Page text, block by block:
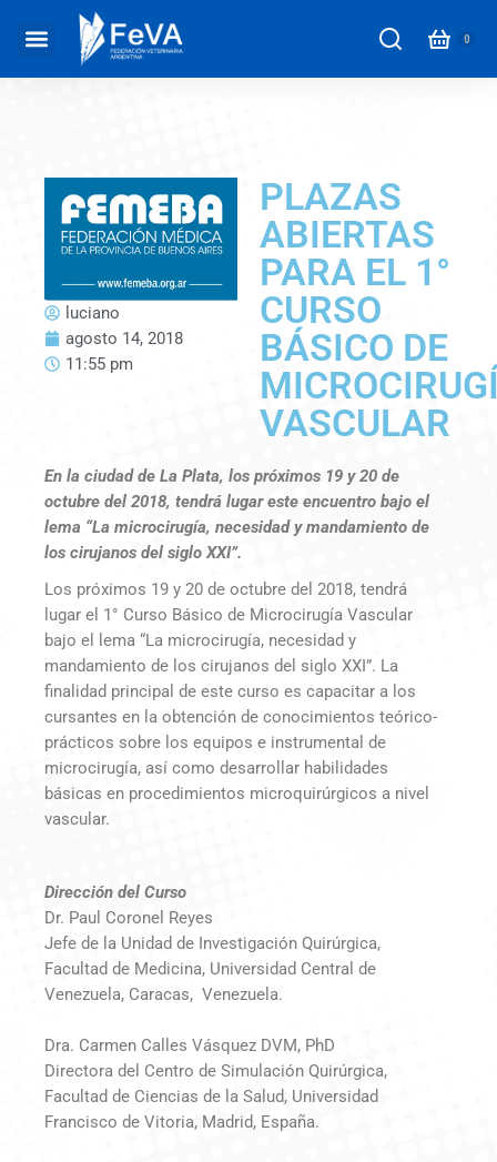
luciano
agosto 14, 2018
11:55 pm
PLAZAS
ABIERTAS
PARA EL 1°
CURSO
BÁSICO DE
VASCULAR
En la ciudad de La Plata, los próximos 19 y 20 de
octubre del 2018, tendrá lugar este encuentro bajo el
lema “La microcirugía, necesidad y mandamiento de
los cirujanos del siglo XXI”.
Los próximos 19 y 20 de octubre del 2018, tendrá
lugar el 1° Curso Básico de Microcirugía Vascular
bajo el lema “La microcirugía, necesidad y
mandamiento de los cirujanos del siglo XXI”. La
finalidad principal de este curso es capacitar a los
cursantes en la obtención de conocimientos teórico-
prácticos sobre los equipos e instrumental de
microcirugía, así como desarrollar habilidades
básicas en procedimientos microquirúrgicos a nivel
vascular.
Dirección del Curso
Dr. Paul Coronel Reyes
Jefe de la Unidad de Investigación Quirúrgica,
Facultad de Medicina, Universidad Central de
Venezuela, Caracas, Venezuela.
Dra. Carmen Calles Vásquez DVM, PhD
Directora del Centro de Simulación Quirúrgica,
Facultad de Ciencias de la Salud, Universidad
Francisco de Vitoria, Madrid, España.